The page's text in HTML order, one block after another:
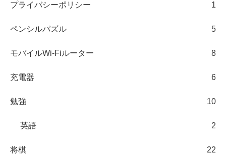
プライバシーポリシー 1
ペンシルパズル 5
モバイルWi-Fiルーター 8
充電器 6
勉強 10
英語 2
将棋 22